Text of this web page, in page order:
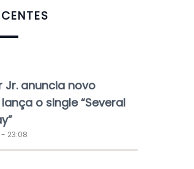
Jr. anuncia novo
o single “Several
23:08